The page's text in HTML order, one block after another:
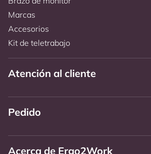
Marcas
Accesorios
Kit de teletrabajo
Atención al cliente
Pedido
Acerca de Ergo2Work